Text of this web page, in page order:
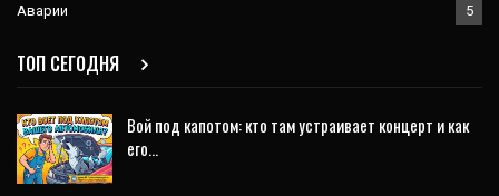
Аварии 5
ТОП СЕГОДНЯ
Вой под капотом: кто там устраивает концерт и как
его…